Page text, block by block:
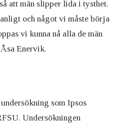
att män slipper lida i tysthet.
och något vi måste börja
vi kunna nå alla de män
Enervik.
som Ipsos
Undersökningen